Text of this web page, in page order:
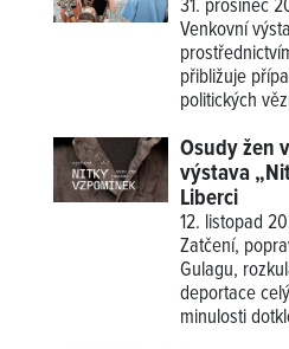
31. prosinec
Venkovní
přibližuje
politických
Osudy žen
výstava
Liberci
12. listopad
Zatčení,
Gulagu,
deportace
minulosti